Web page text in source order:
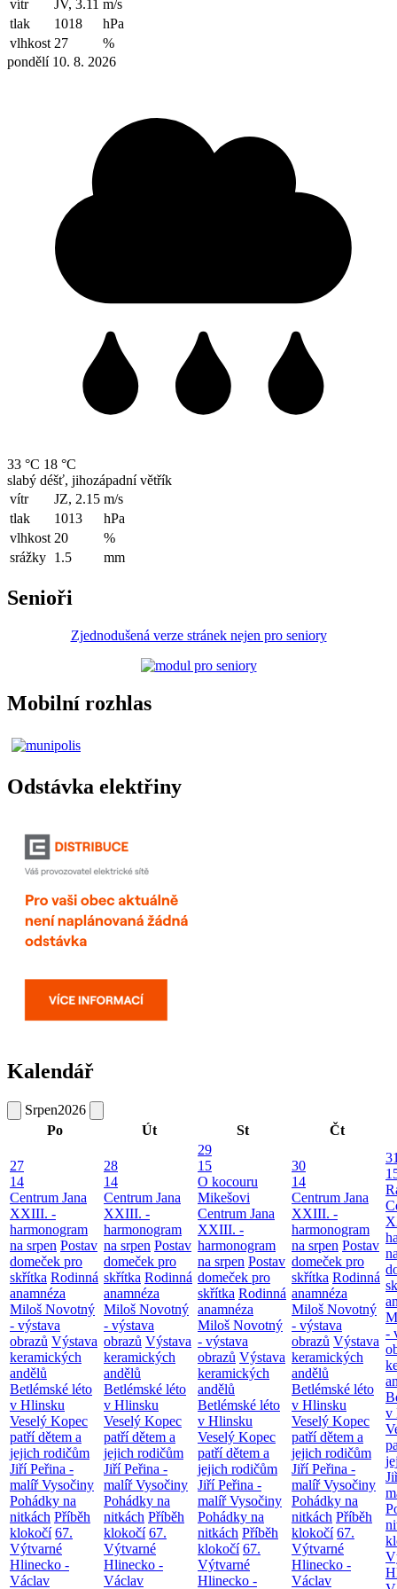
vítr JV, 3.11 m/s
tlak
1018
hPa
vlhkost 27
%
pondělí 10. 8. 2026
33 °C 18 °C
slabý déšť, jihozápadní větřík
vítr
JZ, 2.15 m/s
tlak
1013
hPa
vlhkost 20
%
srážky 1.5 mm
Senioři
Zjednodušená verze stránek nejen pro seniory
Mobilní rozhlas
Odstávka elektřiny
Kalendář
Srpen2026
Po
Út St Čt
27
14
Centrum Jana
XXIII. -
harmonogram
na srpen Postav
domeček pro
skřítka Rodinná
anamnéza
Miloš Novotný
- výstava
obrazů Výstava
keramických
andělů
Betlémské léto
v Hlinsku
Veselý Kopec
patří dětem a
jejich rodičům
Jiří Peřina -
malíř Vysočiny
Pohádky na
nitkách Příběh
klokočí 67.
Výtvarné
Hlinecko -
Václav
28
14
Centrum Jana
XXIII. -
harmonogram
na srpen Postav
domeček pro
skřítka Rodinná
anamnéza
Miloš Novotný
- výstava
obrazů Výstava
keramických
andělů
Betlémské léto
v Hlinsku
Veselý Kopec
patří dětem a
jejich rodičům
Jiří Peřina -
malíř Vysočiny
Pohádky na
nitkách Příběh
klokočí 67.
Výtvarné
Hlinecko -
Václav
29
15
O kocouru
Mikešovi
Centrum Jana
XXIII. -
harmonogram
na srpen Postav
domeček pro
skřítka Rodinná
anamnéza
Miloš Novotný
- výstava
obrazů Výstava
keramických
andělů
Betlémské léto
v Hlinsku
Veselý Kopec
patří dětem a
jejich rodičům
Jiří Peřina -
malíř Vysočiny
Pohádky na
nitkách Příběh
klokočí 67.
Výtvarné
Hlinecko -
30
14
Centrum Jana
XXIII. -
harmonogram
na srpen Postav
domeček pro
skřítka Rodinná
anamnéza
Miloš Novotný
- výstava
obrazů Výstava
keramických
andělů
Betlémské léto
v Hlinsku
Veselý Kopec
patří dětem a
jejich rodičům
Jiří Peřina -
malíř Vysočiny
Pohádky na
nitkách Příběh
klokočí 67.
Výtvarné
Hlinecko -
Václav
-
v